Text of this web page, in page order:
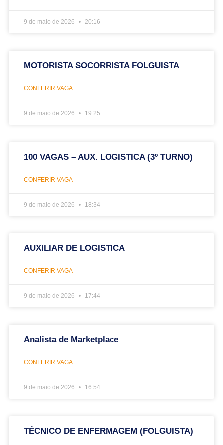
9 de maio de 2026 20:16
MOTORISTA SOCORRISTA FOLGUISTA
CONFERIR VAGA
9 de maio de 2026 19:25
100 VAGAS – AUX. LOGISTICA (3º TURNO)
CONFERIR VAGA
9 de maio de 2026 18:34
AUXILIAR DE LOGISTICA
CONFERIR VAGA
9 de maio de 2026 17:44
Analista de Marketplace
CONFERIR VAGA
9 de maio de 2026 16:54
TÉCNICO DE ENFERMAGEM (FOLGUISTA)